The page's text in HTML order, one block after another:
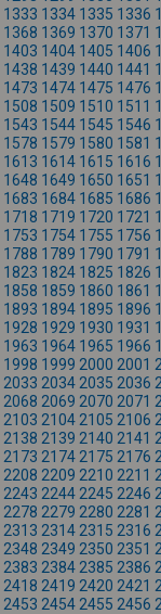
1333 1334 1335 1336
1368 1369 1370 1371
1403 1404 1405 1406
1438 1439 1440 1441
1473 1474 1475 1476
1508 1509 1510 1511
1543 1544 1545 1546
1578 1579 1580 1581
1613 1614 1615 1616
1648 1649 1650 1651
1683 1684 1685 1686
1718 1719 1720 1721
1753 1754 1755 1756
1788 1789 1790 1791
1823 1824 1825 1826
1858 1859 1860 1861
1893 1894 1895 1896
1928 1929 1930 1931
1963 1964 1965 1966
1998 1999 2000 2001
2033 2034 2035 2036
2068 2069 2070 2071
2103 2104 2105 2106
2138 2139 2140 2141
2173 2174 2175 2176
2208 2209 2210 2211
2243 2244 2245 2246
2278 2279 2280 2281
2313 2314 2315 2316
2348 2349 2350 2351
2383 2384 2385 2386
2418 2419 2420 2421
2453 2454 2455 2456